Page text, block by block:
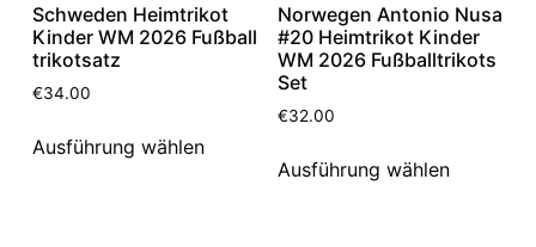
Schweden Heimtrikot
Kinder WM 2026 Fußball
trikotsatz
€34.00
Ausführung wählen
Norwegen Antonio Nusa
#20 Heimtrikot Kinder
WM 2026 Fußballtrikots
Set
€32.00
Ausführung wählen